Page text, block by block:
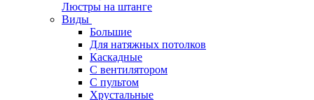
Люстры на штанге
Виды
Большие
Для натяжных потолков
Каскадные
С вентилятором
С пультом
Хрустальные